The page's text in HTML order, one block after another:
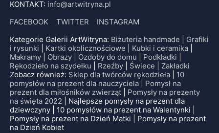
KONTAKT: info@artwitryna.pl
FACEBOOK
TWITTER
INSTAGRAM
Kategorie Galerii ArtWitryna: Biżuteria handmade
Grafiki
i rysunki
Kartki okolicznościowe Kubki i ceramika
Makramy
Obrazy Ozdoby do domu Podkładki
Rękodzieło na szydełku
Rzeźby Świece
Zakładki
Zobacz również: Sklep dla twórców rękodzieła
10
pomysłów na prezent dla nauczyciela
Pomysł na
prezent dla miłośników zwierząt
Pomysły na prezenty
na święta 2022 | Najlepsze pomysły na prezent dla
dziewczyny | 10 pomysłów na prezent na Walentynki |
Pomysły na prezent na Dzień Matki | Pomysły na prezent
na Dzień Kobiet